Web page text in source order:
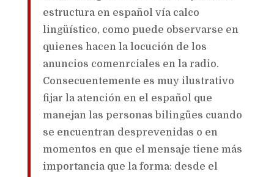
estructura en español vía calco
lingüístico, como puede observarse en
quienes hacen la locución de los
anuncios comenrciales en la radio.
Consecuentemente es muy ilustrativo
fijar la atención en el español que
manejan las personas bilingües cuando
se encuentran desprevenidas o en
momentos en que el mensaje tiene más
importancia que la forma: desde el